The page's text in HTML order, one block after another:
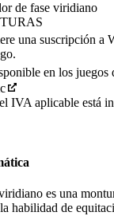
de fase viridiano
actions
una suscripción a
en los juegos
IVA aplicable está
es una
habilidad de